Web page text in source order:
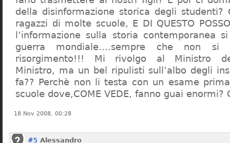
della disinformazione storica degli
ragazzi di molte scuole, E DI QUESTO POSSO
l’informazione sulla storia contemporanea
guerra mondiale….sempre che non
risorgimento!!! Mi rivolgo al Ministro
Ministro, ma un bel ripulisti sull’albo degli
fa?? Perchè non li testa con un esame
scuole dove,COME VEDE, fanno guai enormi?
18 Nov 2008, 00:28
#5 Alessandro